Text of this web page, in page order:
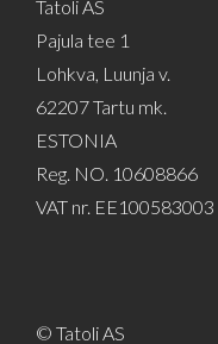
Tatoli AS
Pajula tee 1
Lohkva, Luunja v.
62207 Tartu mk.
ESTONIA
Reg. NO. 10608866
VAT nr. EE100583003
© Tatoli AS